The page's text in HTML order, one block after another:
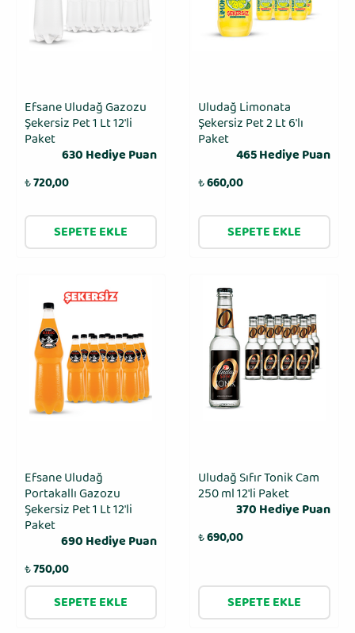
Efsane Uludağ Gazozu
Şekersiz Pet 1 Lt 12'li
Paket
630 Hediye Puan
₺720,00
SEPETE EKLE
Uludağ Limonata
Şekersiz Pet 2 Lt 6′lı
Paket
465 Hediye Puan
₺660,00
SEPETE EKLE
Efsane Uludağ
Portakallı Gazozu
Şekersiz Pet 1 Lt 12'li
Paket
690 Hediye Puan
₺750,00
SEPETE EKLE
Uludağ Sıfır Tonik Cam
250 ml 12′li Paket
370 Hediye Puan
₺690,00
SEPETE EKLE